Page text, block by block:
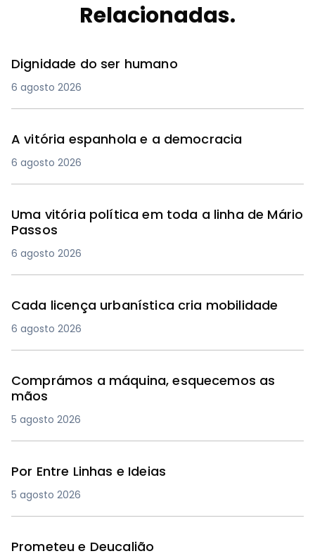
Relacionadas.
Dignidade do ser humano
6 agosto 2026
A vitória espanhola e a democracia
6 agosto 2026
Uma vitória política em toda a linha de Mário
Passos
6 agosto 2026
Cada licença urbanística cria mobilidade
6 agosto 2026
Comprámos a máquina, esquecemos as
mãos
5 agosto 2026
Por Entre Linhas e Ideias
5 agosto 2026
Prometeu e Deucalião